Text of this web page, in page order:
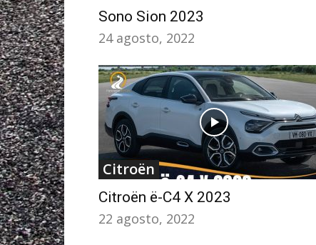
Sono Sion 2023
24 agosto, 2022
Citroën
Citroën ë-C4 X 2023
22 agosto, 2022